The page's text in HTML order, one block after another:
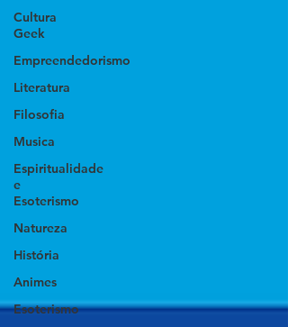
Cultura
Geek
Empreendedorismo
Literatura
Filosofia
Musica
Espiritualidade
e
Esoterismo
Natureza
História
Animes
Esoterismo